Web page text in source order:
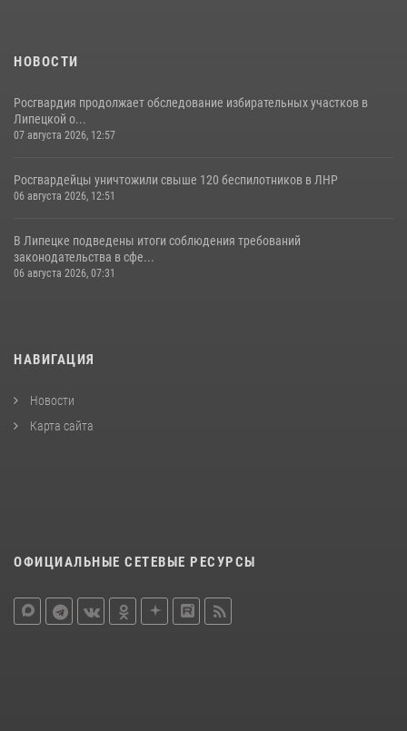
НОВОСТИ
Росгвардия продолжает обследование избирательных участков в
Липецкой о...
07 августа 2026, 12:57
Росгвардейцы уничтожили свыше 120 беспилотников в ЛНР
06 августа 2026, 12:51
В Липецке подведены итоги соблюдения требований
законодательства в сфе...
06 августа 2026, 07:31
НАВИГАЦИЯ
Новости
Карта сайта
ОФИЦИАЛЬНЫЕ СЕТЕВЫЕ РЕСУРСЫ